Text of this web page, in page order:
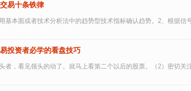
易十条铁律
基本面或者技术分析法中的趋势型技术指标确认趋势。2、根据信
投资者必学的看盘技巧
者，看见领头的动了。就马上看第二个以后的股票。（2）密切